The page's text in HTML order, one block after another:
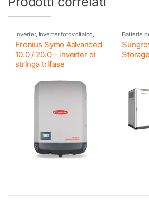
Inverter, Inverter fotovoltaico
Fronius, Inverter commerciali
Fronius
Fronius Symo Advanced
10.0 / 20.0 – inverter di
stringa trifase
Batterie
Sungrow